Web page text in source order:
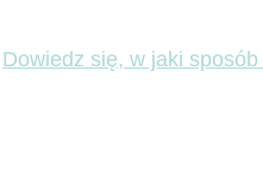
Dowiedz się, w jaki